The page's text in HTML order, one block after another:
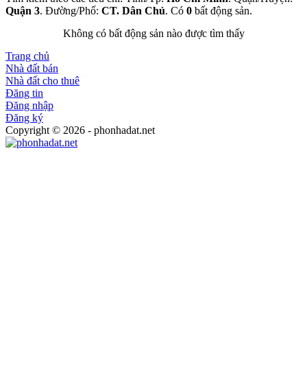
Quận 3. Đường/Phố: CT. Dân Chủ. Có 0 bất động sản.
Không có bất động sản nào được tìm thấy
Trang chủ
Nhà đất bán
Nhà đất cho thuê
Đăng tin
Đăng nhập
Đăng ký
Copyright © 2026 - phonhadat.net